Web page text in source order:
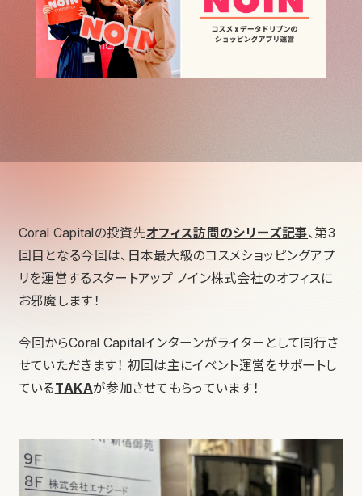
Coral Capitalの投資先オフィス訪問のシリーズ記事、第3
回目となる今回は、日本最大級のコスメショッピングアプ
リを運営するスタートアップ ノイン株式会社のオフィスに
お邪魔します！
今回からCoral Capitalインターンがライターとして同行さ
せていただきます！ 初回は主にイベント運営をサポートし
ているTAKAが参加させてもらっています！